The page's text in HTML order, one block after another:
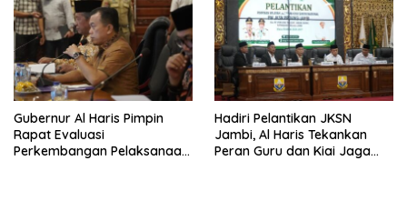
Gubernur Al Haris Pimpin
Rapat Evaluasi
Perkembangan Pelaksanaan
Hadiri Pelantikan JKSN
Jambi, Al Haris Tekankan
Peran Guru dan Kiai Jaga